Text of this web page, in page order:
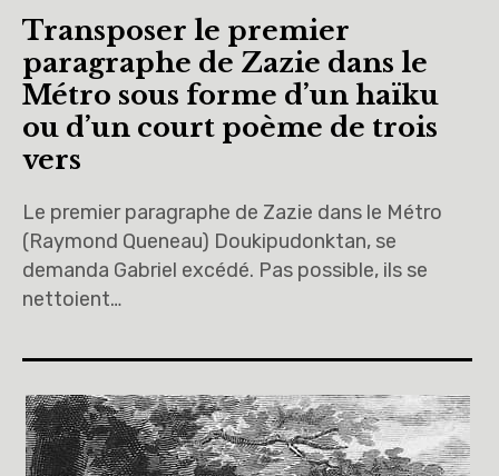
Transposer le premier
paragraphe de Zazie dans le
Métro sous forme d’un haïku
ou d’un court poème de trois
vers
Le premier paragraphe de Zazie dans le Métro
(Raymond Queneau) Doukipudonktan, se
demanda Gabriel excédé. Pas possible, ils se
nettoient…